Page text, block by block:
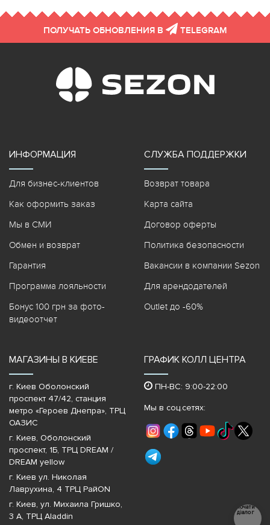
ПОЛУЧАТЬ ОБНОВЛЕНИЯ В TELEGRAM
ИНФОРМАЦИЯ
Для бизнес-клиентов
Как оформить заказ
Мы в СМИ
Обмен и возврат
Гарантия
Программа лояльности
Бонус 100 грн за фото-
видеоотчет
СЛУЖБА ПОДДЕРЖКИ
Возврат товара
Карта сайта
Договор оферты
Политика безопасности
Вакансии в компании Sezon
Для арендодателей
Outlet до -60%
МАГАЗИНЫ В КИЕВЕ
г. Киев Оболонский
проспект 47/42, станция
метро «Героев Днепра»‎, ТРЦ
ОАЗИС
г. Киев, Оболонский
проспект, 1Б, ТРЦ DREAM /
DREAM yellow
г. Киев ул. Николая
Лаврухина, 4 ТРЦ РайON
г. Киев, ул. Михаила Гришко,
3 А, ТРЦ Aladdin
ГРАФИК КОЛЛ ЦЕНТРА
ПН-ВС: 9:00-22:00
Мы в соц.сетях:
Почати
діалог